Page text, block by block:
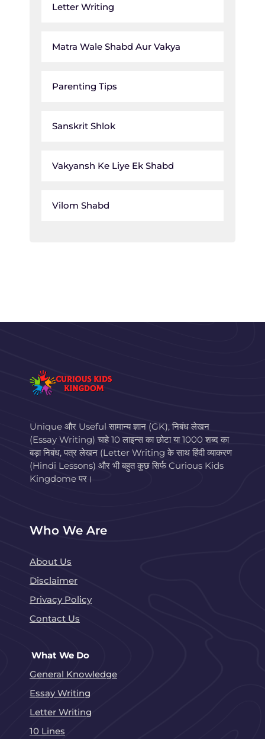
Letter Writing
Matra Wale Shabd Aur Vakya
Parenting Tips
Sanskrit Shlok
Vakyansh Ke Liye Ek Shabd
Vilom Shabd
Unique और Useful सामान्य ज्ञान (GK), निबंध लेखन
(Essay Writing) चाहे 10 लाइन्स का छोटा या 1000 शब्द का
बड़ा निबंध, पत्र लेखन (Letter Writing के साथ हिंदी व्याकरण
(Hindi Lessons) और भी बहुत कुछ सिर्फ Curious Kids
Kingdome पर।
Who We Are
About Us
Disclaimer
Privacy Policy
Contact Us
What We Do
General Knowledge
Essay Writing
Letter Writing
10 Lines